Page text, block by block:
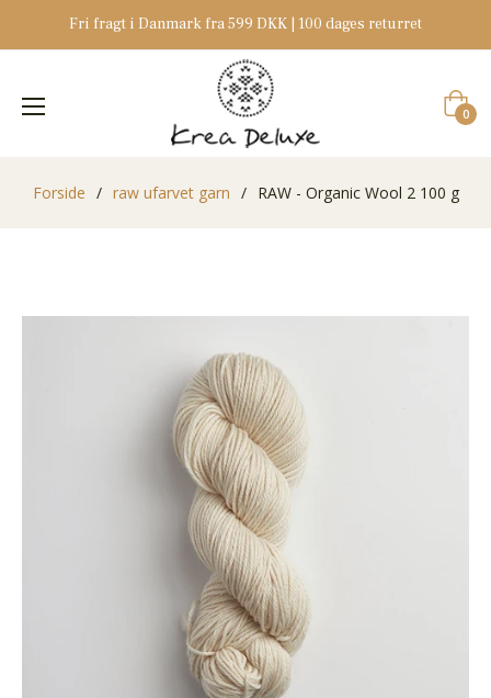
Fri fragt i Danmark fra 599 DKK | 100 dages returret
0
Forside / raw ufarvet garn / RAW - Organic Wool 2 100 g